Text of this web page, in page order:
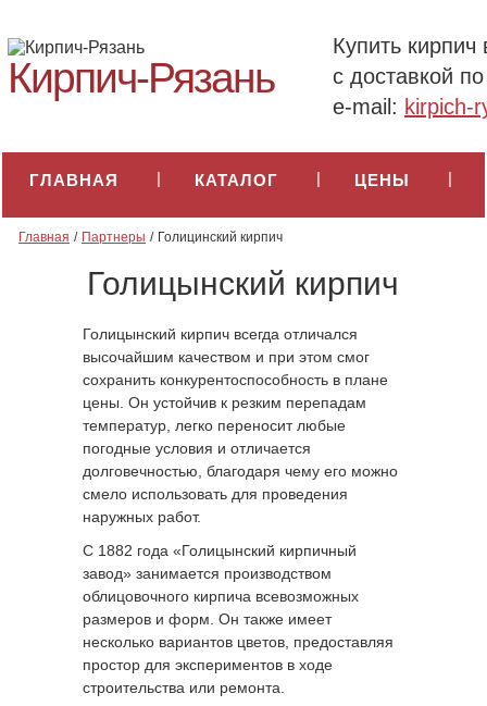
Кирпич-Рязань
Купить кирпич
с доставкой
e-mail: kirpich-
ГЛАВНАЯ КАТАЛОГ ЦЕНЫ
ПАРТНЕРЫ ИНФОРМАЦИЯ
ДОСТАВКА КОНТАКТЫ
Главная Партнеры Голицинский кирпич
Голицынский кирпич
Голицынский кирпич всегда отличался
высочайшим качеством и при этом смог
сохранить конкурентоспособность в плане
цены. Он устойчив к резким перепадам
температур, легко переносит любые
погодные условия и отличается
долговечностью, благодаря чему его можно
смело использовать для проведения
наружных работ.
С 1882 года «Голицынский кирпичный
завод» занимается производством
облицовочного кирпича всевозможных
размеров и форм. Он также имеет
несколько вариантов цветов, предоставляя
простор для экспериментов в ходе
строительства или ремонта.